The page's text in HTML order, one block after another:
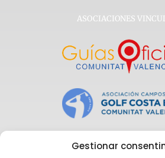
Gestionar
ASOCIACIONES